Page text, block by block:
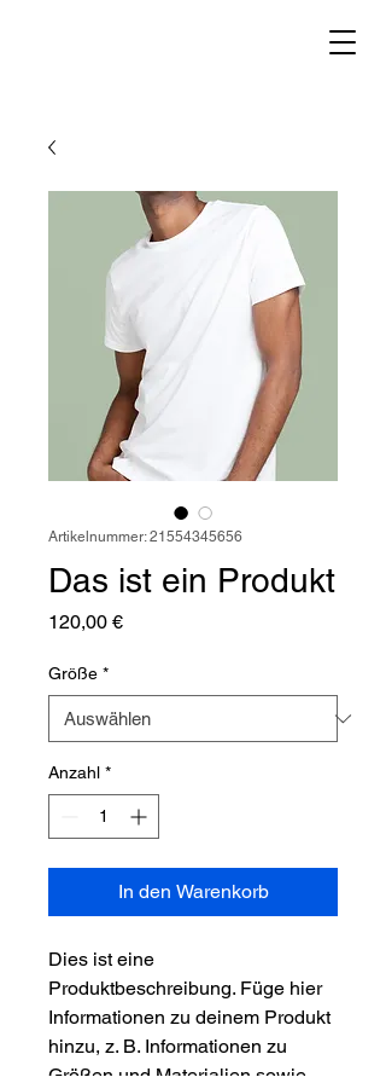
Artikelnummer: 21554345656
Das ist ein Produkt
120,00 €Preis
Größe *
Anzahl *
In den Warenkorb
Dies ist eine
Produktbeschreibung. Füge hier
Informationen zu deinem Produkt
hinzu, z. B. Informationen zu
Größen und Materialien sowie